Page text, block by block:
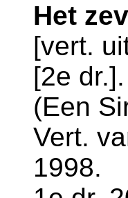
Het
[vert.
[2e
(Een
Vert.
1998.